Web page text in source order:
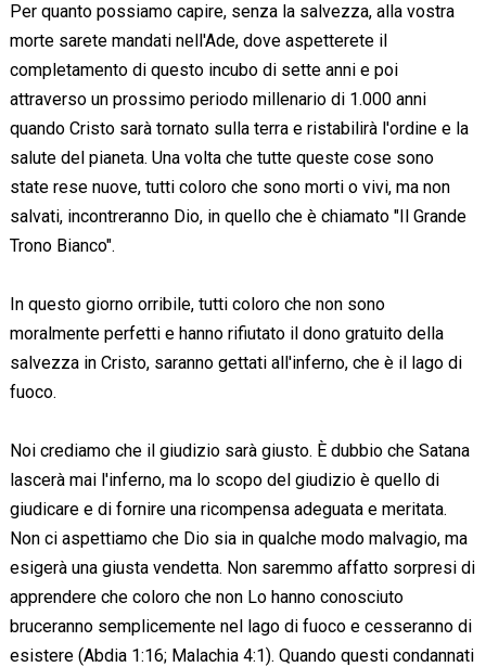
Per quanto possiamo capire, senza la salvezza, alla vostra
morte sarete mandati nell'Ade, dove aspetterete il
completamento di questo incubo di sette anni e poi
attraverso un prossimo periodo millenario di 1.000 anni
quando Cristo sarà tornato sulla terra e ristabilirà l'ordine e la
salute del pianeta. Una volta che tutte queste cose sono
state rese nuove, tutti coloro che sono morti o vivi, ma non
salvati, incontreranno Dio, in quello che è chiamato "Il Grande
Trono Bianco".
In questo giorno orribile, tutti coloro che non sono
moralmente perfetti e hanno rifiutato il dono gratuito della
salvezza in Cristo, saranno gettati all'inferno, che è il lago di
fuoco.
Noi crediamo che il giudizio sarà giusto. È dubbio che Satana
lascerà mai l'inferno, ma lo scopo del giudizio è quello di
giudicare e di fornire una ricompensa adeguata e meritata.
Non ci aspettiamo che Dio sia in qualche modo malvagio, ma
esigerà una giusta vendetta. Non saremmo affatto sorpresi di
apprendere che coloro che non Lo hanno conosciuto
bruceranno semplicemente nel lago di fuoco e cesseranno di
esistere (Abdia 1:16; Malachia 4:1). Quando questi condannati